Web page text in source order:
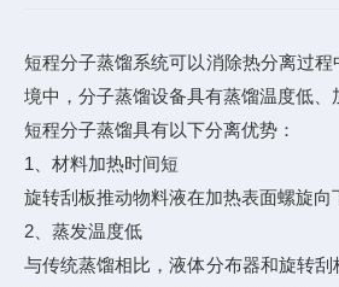
短程分子蒸馏系统可以消除热分离过
境中，分子蒸馏设备具有蒸馏温度低
短程分子蒸馏具有以下分离优势：
1、材料加热时间短
旋转刮板推动物料液在加热表面螺旋
2、蒸发温度低
与传统蒸馏相比，液体分布器和旋转